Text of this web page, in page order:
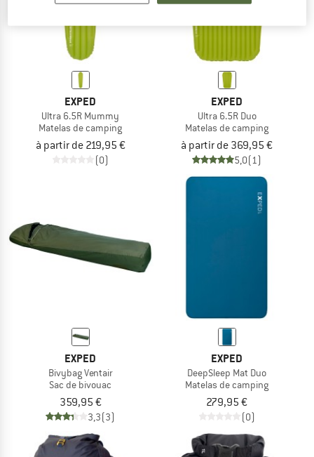
EXPED
Ultra 6.5R Mummy
Matelas de camping
à partir de 219,95 €
(0)
EXPED
Ultra 6.5R Duo
Matelas de camping
à partir de 369,95 €
5,0(1)
EXPED
Bivybag Ventair
Sac de bivouac
359,95 €
3,3(3)
EXPED
DeepSleep Mat Duo
Matelas de camping
279,95 €
(0)